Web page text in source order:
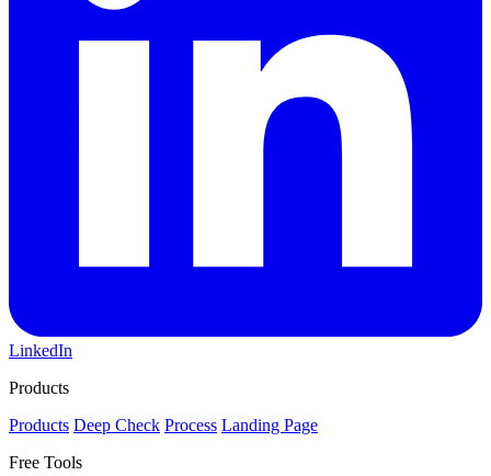
LinkedIn
Products
Products Deep Check Process Landing Page
Free Tools